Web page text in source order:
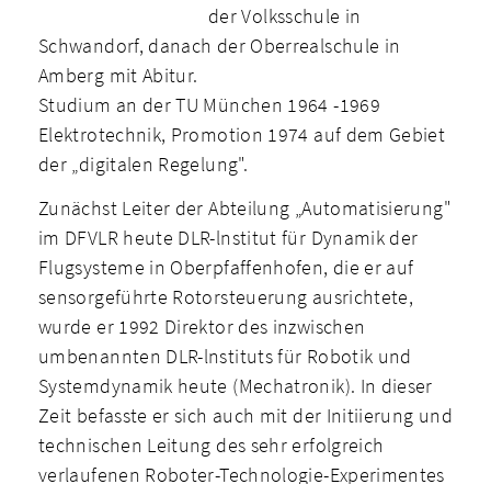
der Volksschule in
Schwandorf, danach der Oberrealschule in
Amberg mit Abitur.
Studium an der TU München 1964 -1969
Elektrotechnik, Promotion 1974 auf dem Gebiet
der „digitalen Regelung".
Zunächst Leiter der Abteilung „Automatisierung"
im DFVLR heute DLR-lnstitut für Dynamik der
Flugsysteme in Oberpfaffenhofen, die er auf
sensorgeführte Rotorsteuerung ausrichtete,
wurde er 1992 Direktor des inzwischen
umbenannten DLR-lnstituts für Robotik und
Systemdynamik heute (Mechatronik). In dieser
Zeit befasste er sich auch mit der Initiierung und
technischen Leitung des sehr erfolgreich
verlaufenen Roboter-Technologie-Experimentes